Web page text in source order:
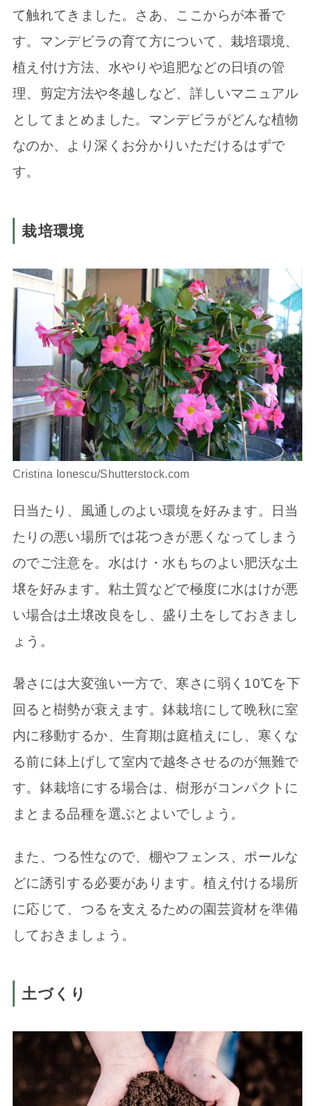
て触れてきました。さあ、ここからが本番で
す。マンデビラの育て方について、栽培環境、
植え付け方法、水やりや追肥などの日頃の管
理、剪定方法や冬越しなど、詳しいマニュアル
としてまとめました。マンデビラがどんな植物
なのか、より深くお分かりいただけるはずで
す。
栽培環境
Cristina Ionescu/Shutterstock.com
日当たり、風通しのよい環境を好みます。日当
たりの悪い場所では花つきが悪くなってしまう
のでご注意を。水はけ・水もちのよい肥沃な土
壌を好みます。粘土質などで極度に水はけが悪
い場合は土壌改良をし、盛り土をしておきまし
ょう。
暑さには大変強い一方で、寒さに弱く10℃を下
回ると樹勢が衰えます。鉢栽培にして晩秋に室
内に移動するか、生育期は庭植えにし、寒くな
る前に鉢上げして室内で越冬させるのが無難で
す。鉢栽培にする場合は、樹形がコンパクトに
まとまる品種を選ぶとよいでしょう。
また、つる性なので、棚やフェンス、ポールな
どに誘引する必要があります。植え付ける場所
に応じて、つるを支えるための園芸資材を準備
しておきましょう。
土づくり